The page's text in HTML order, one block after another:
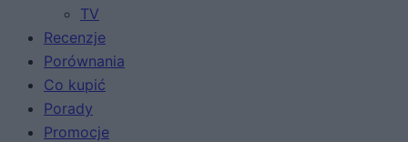
TV
Recenzje
Porównania
Co kupić
Porady
Promocje